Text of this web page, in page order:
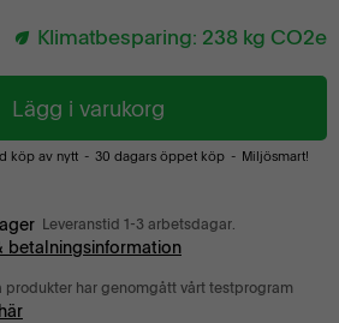
Klimatbesparing: 238 kg CO2e
Lägg i varukorg
köp av nytt 30 dagars öppet köp Miljösmart!
Leveranstid 1-3 arbetsdagar.
betalningsinformation
produkter har genomgått vårt testprogram